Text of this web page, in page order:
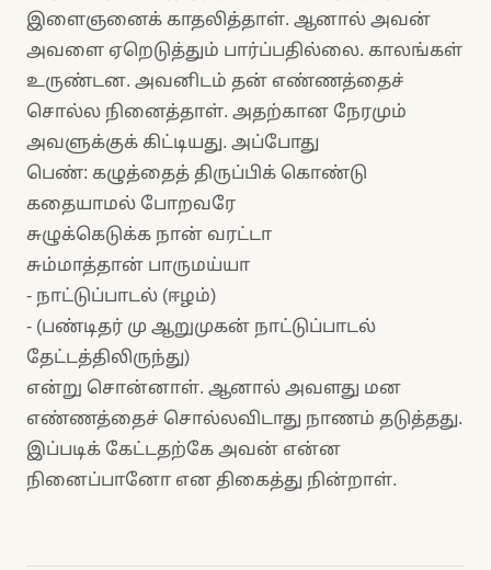
இளைஞனைக் காதலித்தாள். ஆனால் அவன்
அவளை ஏறெடுத்தும் பார்ப்பதில்லை. காலங்கள்
உருண்டன. அவனிடம் தன் எண்ணத்தைச்
சொல்ல நினைத்தாள். அதற்கான நேரமும்
அவளுக்குக் கிட்டியது. அப்போது
பெண்: கழுத்தைத் திருப்பிக் கொண்டு
கதையாமல் போறவரே
சுழுக்கெடுக்க நான் வரட்டா
சும்மாத்தான் பாருமய்யா
- நாட்டுப்பாடல் (ஈழம்)
- (பண்டிதர் மு ஆறுமுகன் நாட்டுப்பாடல்
தேட்டத்திலிருந்து)
என்று சொன்னாள். ஆனால் அவளது மன
எண்ணத்தைச் சொல்லவிடாது நாணம் தடுத்தது.
இப்படிக் கேட்டதற்கே அவன் என்ன
நினைப்பானோ என திகைத்து நின்றாள்.